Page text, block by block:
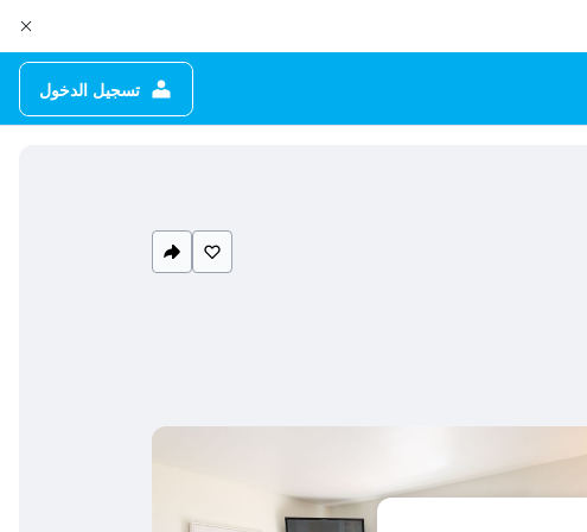
تسجيل الدخول